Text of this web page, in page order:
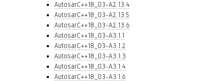
AutosarC++18_03-A2.13.4
AutosarC++18_03-A2.13.5
AutosarC++18_03-A2.13.6
AutosarC++18_03-A3.1.1
AutosarC++18_03-A3.1.2
AutosarC++18_03-A3.1.3
AutosarC++18_03-A3.1.4
AutosarC++18_03-A3.1.6